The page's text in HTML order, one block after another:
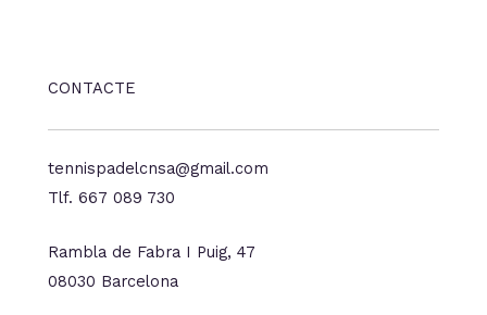
CONTACTE
tennispadelcnsa@gmail.com
Tlf. 667 089 730
Rambla de Fabra I Puig, 47
08030 Barcelona